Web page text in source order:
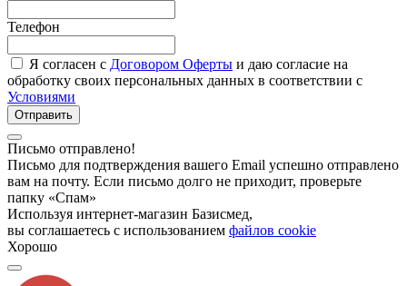
Телефон
Я согласен с Договором Оферты и даю согласие на
обработку своих персональных данных в соответствии с
Условиями
Отправить
Письмо отправлено!
Письмо для подтверждения вашего Email успешно отправлено
вам на почту. Если письмо долго не приходит, проверьте
папку «Спам»
Используя интернет-магазин Базисмед,
вы соглашаетесь с использованием файлов cookie
Хорошо